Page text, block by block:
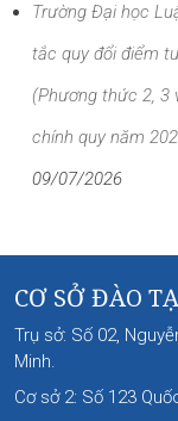
Trường Đại học
tắc quy đổi điểm
(Phương thức 2, 3
chính quy năm
09/07/2026
CƠ SỞ ĐÀO
Trụ sở: Số 02,
Minh.
Cơ sở 2: Số 123